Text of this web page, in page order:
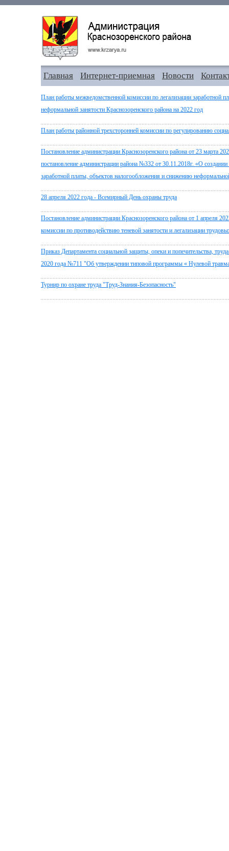
Главная Интернет-приемная Новости
План работы межведомственной комиссии по легализации заработной
неформальной занятости Краснозоренского района на 2022 год
План работы районной трехсторонней комиссии по регулированию
Постановление администрации Краснозоренского района от 23 марта
постановление администрации района №332 от 30.11.2018г. «О
заработной платы, объектов налогообложения и снижению
28 апреля 2022 года - Всемирный День охраны труда
Постановление администрации Краснозоренского района от 1 апреля
комиссии по противодействию теневой занятости и легализации
Приказ Департамента социальной защиты, опеки и попечительства,
2020 года №711 "Об утверждении типовой программы « Нулевой
Турнир по охране труда "Труд-Знания-Безопасность"